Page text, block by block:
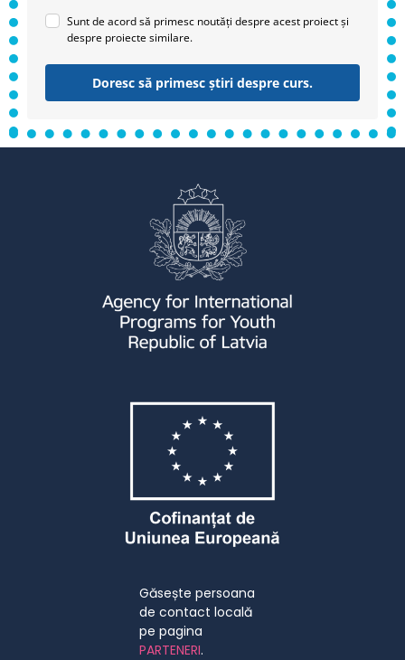
Sunt de acord să primesc noutăți despre acest proiect și
despre proiecte similare.
Doresc să primesc știri despre curs.
Găsește persoana
de contact locală
pe pagina
PARTENERI.